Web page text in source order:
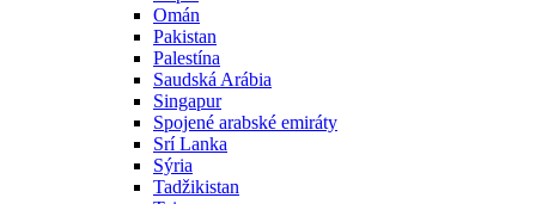
Omán
Pakistan
Palestína
Saudská Arábia
Singapur
Spojené arabské emiráty
Srí Lanka
Sýria
Tadžikistan